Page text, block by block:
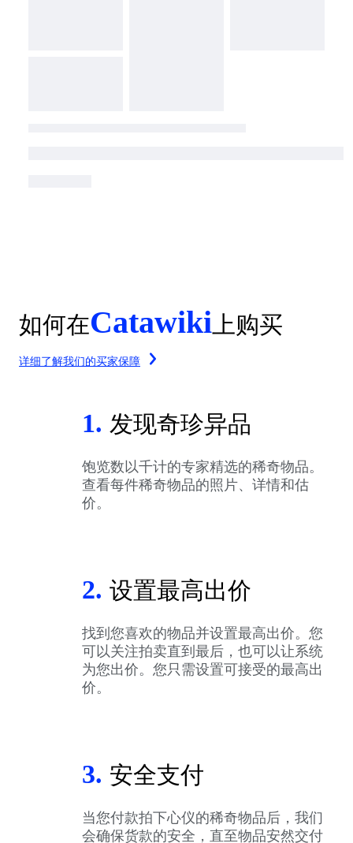
如何在Catawiki 上购买
详细了解我们的买家保障
1. 发现奇珍异品
饱览数以千计的专家精选的稀奇物品。
查看每件稀奇物品的照片、详情和估
价。
2. 设置最高出价
找到您喜欢的物品并设置最高出价。您
可以关注拍卖直到最后，也可以让系统
为您出价。您只需设置可接受的最高出
价。
3. 安全支付
当您付款拍下心仪的稀奇物品后，我们
会确保货款的安全，直至物品安然交付